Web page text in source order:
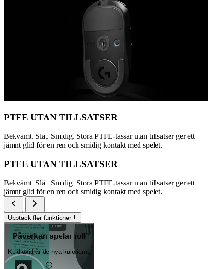
PTFE UTAN TILLSATSER
Bekvämt. Slät. Smidig. Stora PTFE-tassar utan tillsatser ger ett
jämnt glid för en ren och smidig kontakt med spelet.
PTFE UTAN TILLSATSER
Bekvämt. Slät. Smidig. Stora PTFE-tassar utan tillsatser ger ett
jämnt glid för en ren och smidig kontakt med spelet.
Upptäck fler funktioner
Påverkan spelar roll
Koldioxid är de nya kalorierna